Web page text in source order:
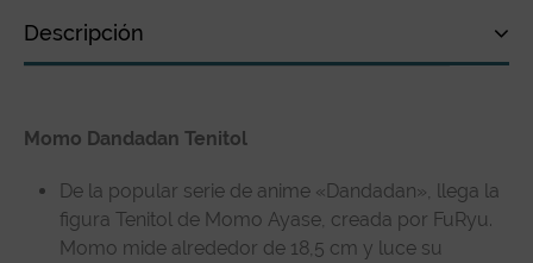
Descripción
Especificaciones técnicas
Reseñas de clientes
Momo Dandadan Tenitol
De la popular serie de anime «Dandadan», llega la
figura Tenitol de Momo Ayase, creada por FuRyu.
Momo mide alrededor de 18,5 cm y luce su